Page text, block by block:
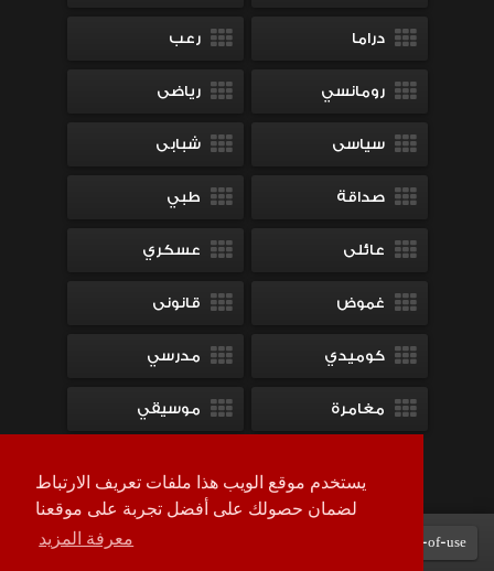
يستخدم موقع الويب هذا ملفات تعريف الارتباط
لضمان حصولك على أفضل تجربة على موقعنا
معرفة المزيد
دراما رعب
رومانسي رياضى
سياسى شبابى
صداقة طبي
عائلى عسكري
غموض قانونى
كوميدي مدرسي
مغامرة موسيقي
Terms-of-use سياسة الخصوصية